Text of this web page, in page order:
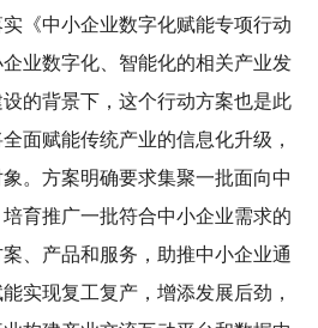
《中小企业数字化赋能专项行动
业数字化、智能化的相关产业发
的背景下，这个行动方案也是此
面赋能传统产业的信息化升级，
。方案明确要求集聚一批面向中
育推广一批符合中小企业需求的
、产品和服务，助推中小企业通
实现复工复产，增添发展后劲，